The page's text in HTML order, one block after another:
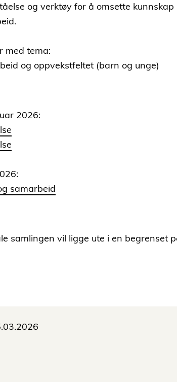
og verktøy for å omsette kunnskap
med tema:
og oppvekstfeltet (barn og unge)
2026:
samarbeid
samlingen vil ligge ute i en begrenset